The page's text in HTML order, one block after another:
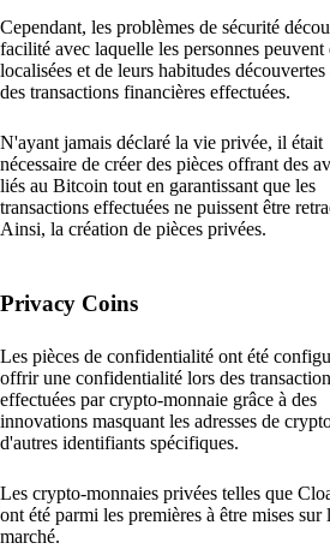
Cependant, les problèmes de sécurité
facilité avec laquelle les personnes peuvent
localisées et de leurs habitudes
des transactions financières effectuées.
N'ayant jamais déclaré la vie privée, il était
nécessaire de créer des pièces offrant des
liés au Bitcoin tout en garantissant que les
transactions effectuées ne puissent être
Ainsi, la création de pièces privées.
Privacy Coins
Les pièces de confidentialité ont été
offrir une confidentialité lors des
effectuées par crypto-monnaie grâce à des
innovations masquant les adresses de
d'autres identifiants spécifiques.
Les crypto-monnaies privées telles que
ont été parmi les premières à être mises sur
marché.